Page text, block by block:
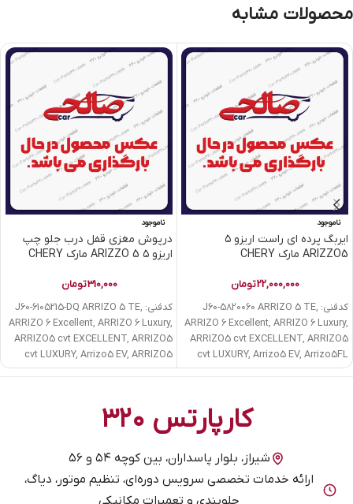
محصولات مشابه
ناموجود
ایربگ پرده ای راست اریزو ۵
ARIZZO5 مارک CHERY
22,000,000تومان
کدفنی: J60-5820060 ARRIZO 5 TE,
ARRIZO 6 Excellent, ARRIZO 6 Luxury,
ARRIZO5 cvt EXCELLENT, ARRIZO5
cvt LUXURY, Arrizo5 EV, Arrizo5FL
ناموجود
درپوش مغزی قفل درب جلو چپ
اریزو ۵ ARIZZO 5 مارک CHERY
310,000تومان
کدفنی: J60-6105215-DQ ARRIZO 5 TE,
ARRIZO 6 Excellent, ARRIZO 6 Luxury,
ARRIZO5 cvt EXCELLENT, ARRIZO5
cvt LUXURY, Arrizo5 EV, ARRIZO5
کارپارتس ۳۲۰
شیراز، بلوار پاسداران، بین کوچه ۵۴ و ۵۶
ارائه خدمات تخصصی سرویس دوره‌ای، تنظیم موتور، دیاگ،
جلوبندی و تعمیرات مکانیکی